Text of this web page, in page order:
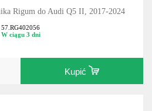
Rigum do Audi Q5 II, 2017-2024
57.RG402056
W ciągu 3 dni
Kupić